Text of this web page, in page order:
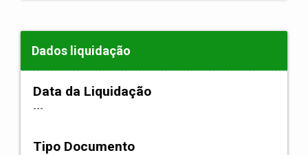
Dados liquidação
Data da Liquidação
---
Tipo Documento